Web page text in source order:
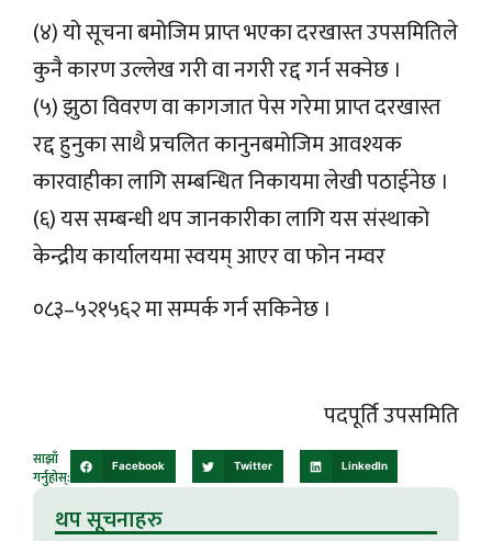
(४) यो सूचना बमोजिम प्राप्त भएका दरखास्त उपसमितिले
कुनै कारण उल्लेख गरी वा नगरी रद्द गर्न सक्नेछ ।
(५) झुठा विवरण वा कागजात पेस गरेमा प्राप्त दरखास्त
रद्द हुनुका साथै प्रचलित कानुनबमोजिम आवश्यक
कारवाहीका लागि सम्बन्धित निकायमा लेखी पठाईनेछ ।
(६) यस सम्बन्धी थप जानकारीका लागि यस संस्थाको
केन्द्रीय कार्यालयमा स्वयम् आएर वा फोन नम्वर
०८३–५२१५६२ मा सम्पर्क गर्न सकिनेछ ।
पदपूर्ति उपसमिति
साझाँ
गर्नुहोस्:
Facebook Twitter LinkedIn
थप सूचनाहरु